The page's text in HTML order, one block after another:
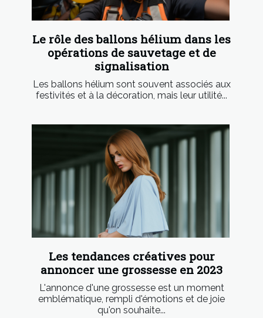
Le rôle des ballons hélium dans les
opérations de sauvetage et de
signalisation
Les ballons hélium sont souvent associés aux
festivités et à la décoration, mais leur utilité...
Les tendances créatives pour
annoncer une grossesse en 2023
L'annonce d'une grossesse est un moment
emblématique, rempli d'émotions et de joie
qu'on souhaite...